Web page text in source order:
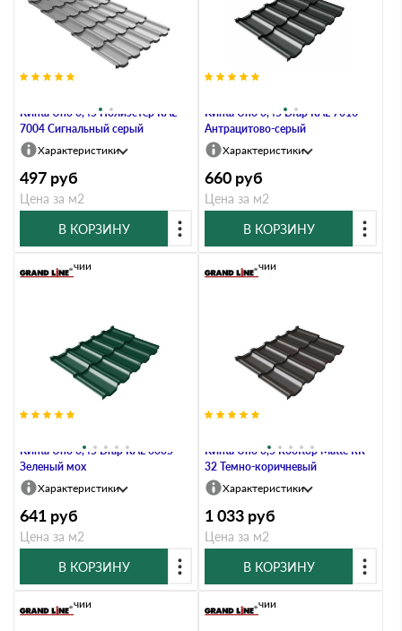
Kvinta Uno 0,45 Полиэстер RAL
7004 Сигнальный серый
Характеристики
497 руб
Цена за м2
В КОРЗИНУ
Kvinta Uno 0,45 Drap RAL 7016
Антрацитово-серый
Характеристики
660 руб
Цена за м2
В КОРЗИНУ
Kvinta Uno 0,45 Drap RAL 6005
Зеленый мох
В наличии
Характеристики
641 руб
Цена за м2
В КОРЗИНУ
Kvinta Uno 0,5 Rooftop Matte RR
32 Темно-коричневый
В наличии
Характеристики
1 033 руб
Цена за м2
В КОРЗИНУ
В наличии В наличии